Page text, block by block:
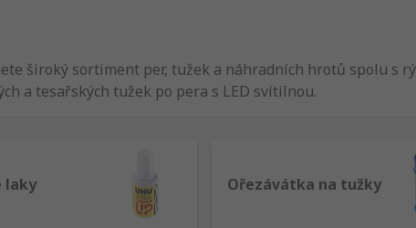
široký sortiment per, tužek a náhradních hrotů spolu s
a tesařských tužek po pera s LED svítilnou.
laky Ořezávátka na tužky